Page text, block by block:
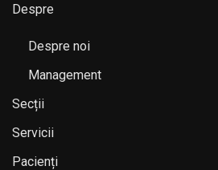
Despre
Despre noi
Management
Secții
Servicii
Pacienți